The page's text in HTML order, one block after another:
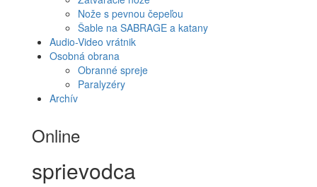
Nože s pevnou čepeľou
Šable na SABRAGE a katany
Audio-Video vrátnik
Osobná obrana
Obranné spreje
Paralyzéry
Archív
Online
sprievodca